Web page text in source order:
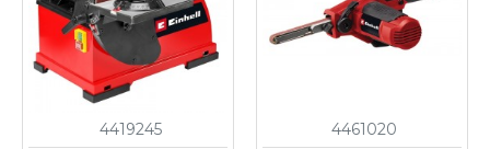
4419245 4461020